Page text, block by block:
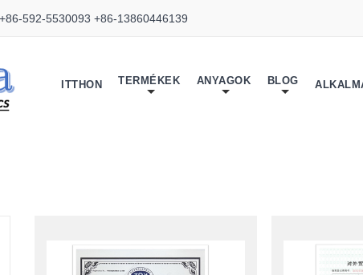
+86-592-5530093 +86-13860446139
ITTHON TERMÉKEK ANYAGOK BLOG